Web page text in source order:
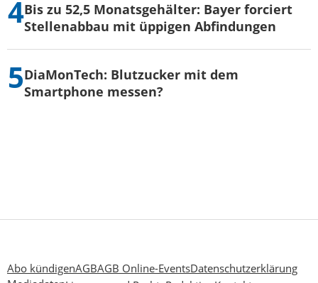
Bis zu 52,5 Monatsgehälter: Bayer forciert
Stellenabbau mit üppigen Abfindungen
DiaMonTech: Blutzucker mit dem
Smartphone messen?
Abo kündigenAGBAGB Online-EventsDatenschutzerklärung